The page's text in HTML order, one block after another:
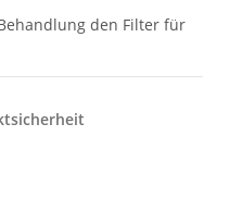
den Filter für